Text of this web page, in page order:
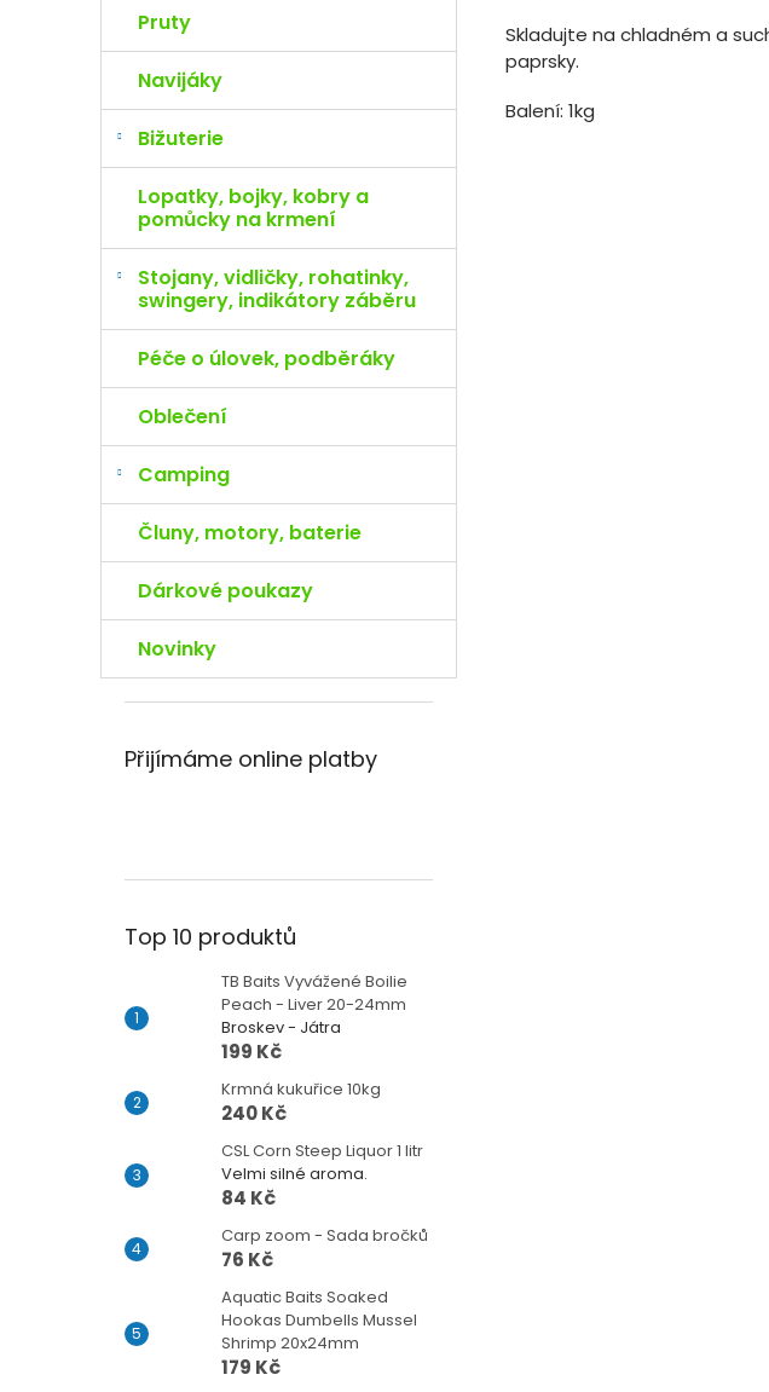
Pruty
Navijáky
Bižuterie
Lopatky, bojky, kobry a
pomůcky na krmení
Stojany, vidličky, rohatinky,
swingery, indikátory záběru
Péče o úlovek, podběráky
Oblečení
Camping
Čluny, motory, baterie
Dárkové poukazy
Novinky
Přijímáme online platby
Top 10 produktů
TB Baits Vyvážené Boilie
Peach - Liver 20-24mm
Broskev - Játra
199 Kč
Krmná kukuřice 10kg
240 Kč
CSL Corn Steep Liquor 1 litr
Velmi silné aroma.
84 Kč
Carp zoom - Sada bročků
76 Kč
Aquatic Baits Soaked
Hookas Dumbells Mussel
Shrimp 20x24mm
179 Kč
Skladujte na chladném a
paprsky.
Balení: 1kg